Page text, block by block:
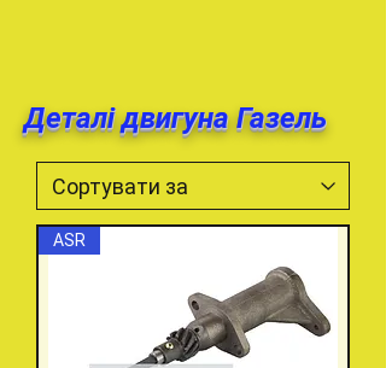
Деталі двигуна Газель
ASR